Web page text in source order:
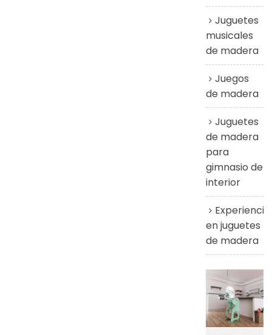
Juguetes
musicales
de madera
Juegos
de madera
Juguetes
de madera
para
gimnasio de
interior
Experiencia
en juguetes
de madera